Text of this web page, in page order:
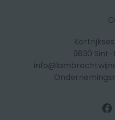
9830